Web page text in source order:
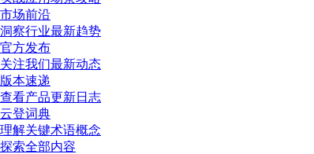
市场前沿
洞察行业最新趋势
官方发布
关注我们最新动态
版本速递
查看产品更新日志
云登词典
理解关键术语概念
探索全部内容